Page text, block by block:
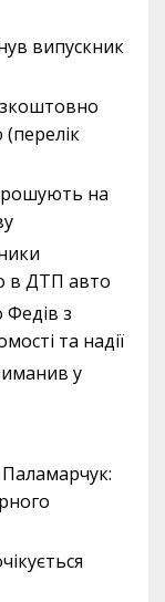
випускник
на
в ДТП авто
з
та надії
у